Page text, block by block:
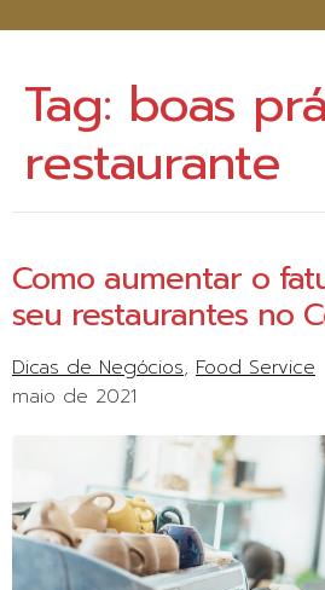
Tag: boas
restaurante
Como aumentar o
seu restaurantes no
Dicas de Negócios Food Service
maio de 2021